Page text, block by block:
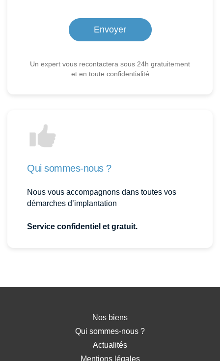
Un expert vous recontactera sous 24h gratuitement
et en toute confidentialité
Qui sommes-nous ?
Nous vous accompagnons dans toutes vos
démarches d’implantation
Service confidentiel et gratuit.
Nos biens
Qui sommes-nous ?
Actualités
Mentions légales